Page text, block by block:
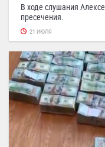
В ходе слушания
пресечения.
21 ИЮЛЯ